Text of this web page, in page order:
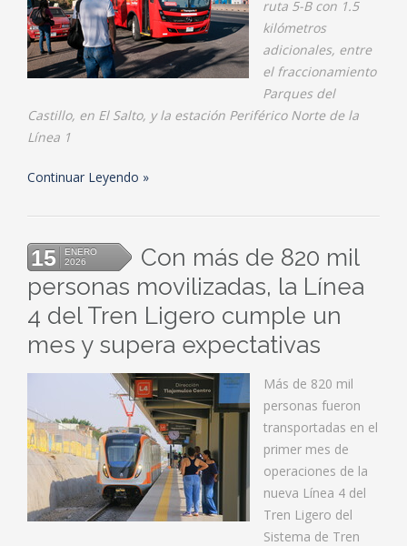
ruta 5-B con 1.5
kilómetros
adicionales, entre
el fraccionamiento
Parques del
Castillo, en El Salto, y la estación Periférico Norte de la
Línea 1
Continuar Leyendo
15
ENERO
2026
Con más de 820 mil
personas movilizadas, la Línea
4 del Tren Ligero cumple un
mes y supera expectativas
Más de 820 mil
personas fueron
transportadas en el
primer mes de
operaciones de la
nueva Línea 4 del
Tren Ligero del
Sistema de Tren